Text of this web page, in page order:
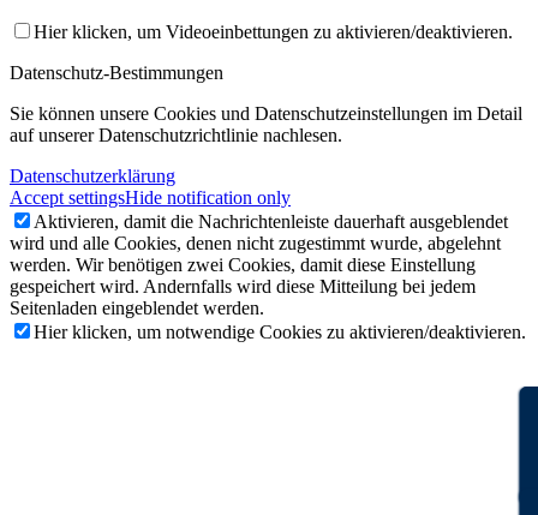
Hier klicken, um Videoeinbettungen zu aktivieren/deaktivieren.
Datenschutz-Bestimmungen
Sie können unsere Cookies und Datenschutzeinstellungen im Detail
auf unserer Datenschutzrichtlinie nachlesen.
Datenschutzerklärung
Accept settingsHide notification only
Aktivieren, damit die Nachrichtenleiste dauerhaft ausgeblendet
wird und alle Cookies, denen nicht zugestimmt wurde, abgelehnt
werden. Wir benötigen zwei Cookies, damit diese Einstellung
gespeichert wird. Andernfalls wird diese Mitteilung bei jedem
Seitenladen eingeblendet werden.
Hier klicken, um notwendige Cookies zu aktivieren/deaktivieren.